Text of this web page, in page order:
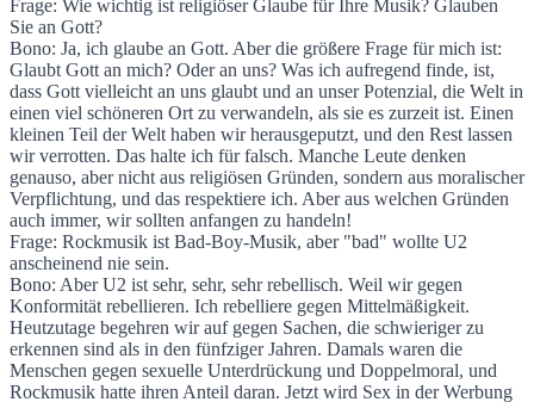
Frage: Wie wichtig ist religiöser Glaube für Ihre Musik? Glauben
Sie an Gott?
Bono: Ja, ich glaube an Gott. Aber die größere Frage für mich ist:
Glaubt Gott an mich? Oder an uns? Was ich aufregend finde, ist,
dass Gott vielleicht an uns glaubt und an unser Potenzial, die Welt in
einen viel schöneren Ort zu verwandeln, als sie es zurzeit ist. Einen
kleinen Teil der Welt haben wir herausgeputzt, und den Rest lassen
wir verrotten. Das halte ich für falsch. Manche Leute denken
genauso, aber nicht aus religiösen Gründen, sondern aus moralischer
Verpflichtung, und das respektiere ich. Aber aus welchen Gründen
auch immer, wir sollten anfangen zu handeln!
Frage: Rockmusik ist Bad-Boy-Musik, aber "bad" wollte U2
anscheinend nie sein.
Bono: Aber U2 ist sehr, sehr, sehr rebellisch. Weil wir gegen
Konformität rebellieren. Ich rebelliere gegen Mittelmäßigkeit.
Heutzutage begehren wir auf gegen Sachen, die schwieriger zu
erkennen sind als in den fünfziger Jahren. Damals waren die
Menschen gegen sexuelle Unterdrückung und Doppelmoral, und
Rockmusik hatte ihren Anteil daran. Jetzt wird Sex in der Werbung